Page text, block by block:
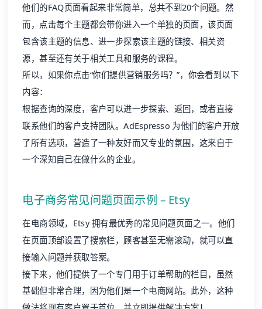
他们的FAQ页面看起来非常简单，总共不到20个问题。然
而，点击每个主题都会带你进入一个单独的页面，该页面
包含该主题的信息、进一步探索该主题的链接、相关资
源，甚至还有关于相关工具和服务的课程。
所以，如果你点击“你们提供营销服务吗？”，你会看到以下
内容：
根据查询的深度，客户可以进一步探索、返回，或者直接
联系他们的客户支持团队。AdEspresso 为他们的客户开放
了所有选项，营造了一种友好而又专业的氛围，这来自于
一个深知自己在做什么的企业。
电子商务常见问题页面示例 – Etsy
在电商领域，Etsy 拥有最优秀的常见问题页面之一。他们
在页面顶部设置了搜索栏，顾客甚至无需滚动，就可以直
接输入问题并获取答案。
接下来，他们提供了一个专门用于订单帮助的栏目，虽然
基础但非常合理，因为他们是一个电商网站。此外，这种